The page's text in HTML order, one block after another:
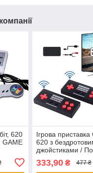
620
GAME
Ігрова
620 з
джойстиками /
333,90₴ 477 ₴